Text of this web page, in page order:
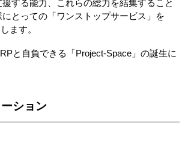
する能力、これらの総力を結集すること
とっての「ワンストップサービス」を
ます。
と自負できる「Project-Space」の誕生に
ション